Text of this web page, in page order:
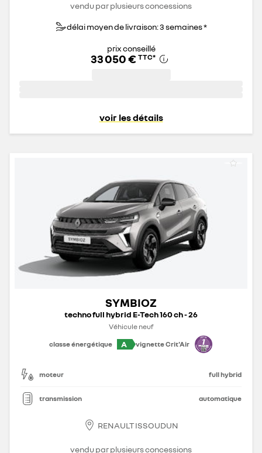
vendu par plusieurs concessions
délai moyen de livraison: 3 semaines *
prix conseillé
33 050 € TTC*
voir les détails
SYMBIOZ
techno full hybrid E-Tech 160 ch - 26
Véhicule neuf
classe énergétique
A vignette Crit'Air
moteur full hybrid
transmission automatique
RENAULT ISSOUDUN
vendu par plusieurs concessions